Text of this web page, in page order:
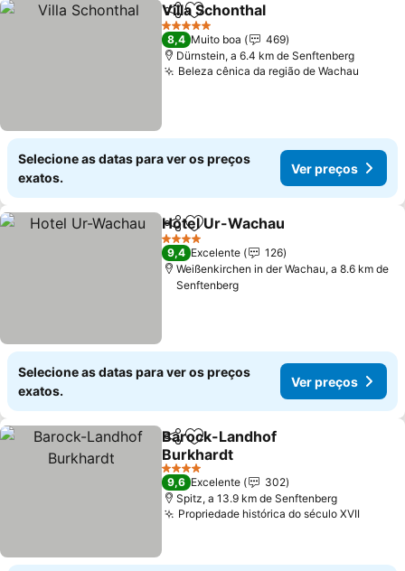
PartilharAdicionar aos favoritos
Villa Schonthal
5 Estrelas
8,4 Muito boa
469
Dürnstein, a 6.4 km de Senftenberg
Beleza cênica da região de Wachau
Selecione as datas para ver os preços
exatos.
Ver preços
PartilharAdicionar aos favoritos
Hotel Ur-Wachau
4 Estrelas
9,4 Excelente
126
Weißenkirchen in der Wachau, a 8.6 km de
Senftenberg
Selecione as datas para ver os preços
exatos.
Ver preços
PartilharAdicionar aos favoritos
Barock-Landhof
Burkhardt
Ver preços
4 Estrelas
9,6 Excelente
302
Spitz, a 13.9 km de Senftenberg
Propriedade histórica do século XVIIVer